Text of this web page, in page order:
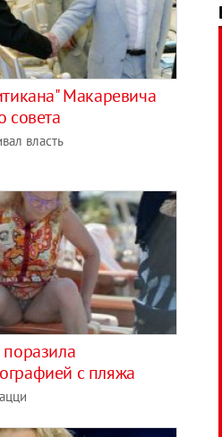
Макаревича
совета
власть
с пляжа